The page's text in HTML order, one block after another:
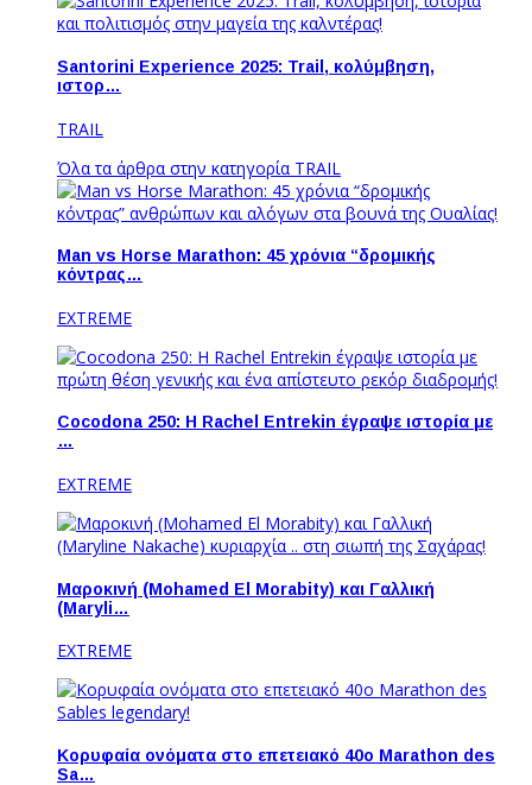
Santorini Experience 2025: Trail, κολύμβηση,
ιστορ…
TRAIL
Όλα τα άρθρα στην κατηγορία TRAIL
Man vs Horse Marathon: 45 χρόνια “δρομικής
κόντρας…
EXTREME
Cocodona 250: Η Rachel Entrekin έγραψε ιστορία με
…
EXTREME
Μαροκινή (Mohamed El Morabity) και Γαλλική
(Maryli…
EXTREME
Κορυφαία ονόματα στο επετειακό 40ο Marathon des
Sa…